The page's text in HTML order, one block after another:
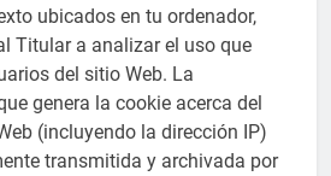
ubicados en tu ordenador,
Titular a analizar el uso que
del sitio Web. La
genera la cookie acerca del
(incluyendo la dirección IP)
transmitida y archivada por